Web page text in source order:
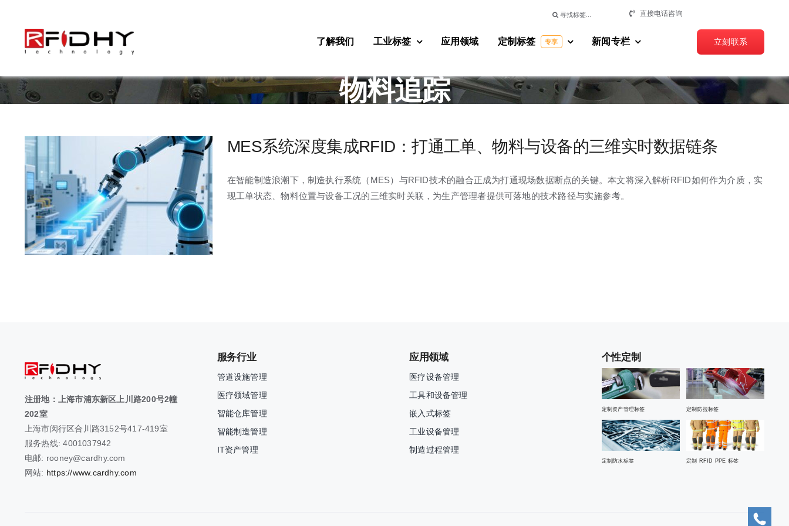
搜
直接电话咨询
了解我们 工业标签 应用领域 定制标签 专享 新闻专栏 立刻联系
物料追踪
MES系统深度集成RFID：打通工单、物料与设备的三维实时数据链条
在智能制造浪潮下，制造执行系统（MES）与RFID技术的融合正成为打通现场数据断点的关键。本文将深入解析RFID如何作为介质，实
现工单状态、物料位置与设备工况的三维实时关联，为生产管理者提供可落地的技术路径与实施参考。
注册地：上海市浦东新区上川路200号2幢
202室
上海市闵行区合川路3152号417-419室
服务热线: 4001037942
电邮: rooney@cardhy.com
网站: https://www.cardhy.com
服务行业
管道设施管理
医疗领域管理
智能仓库管理
智能制造管理
IT资产管理
应用领域
医疗设备管理
工具和设备管理
嵌入式标签
工业设备管理
制造过程管理
个性定制
定制资产管理标签
定制防水标签
定制防拉标签
定制 RFID PPE 标签